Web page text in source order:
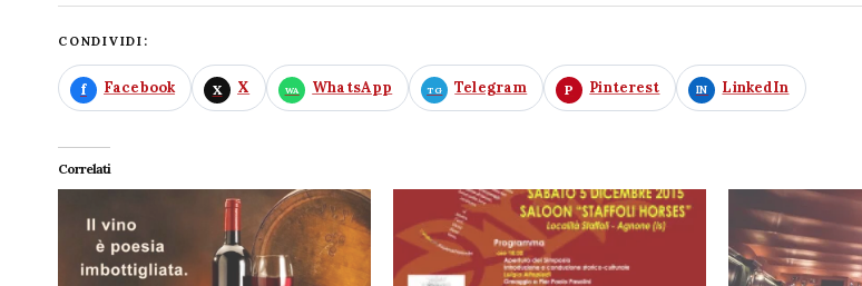
CONDIVIDI:
Facebook X WhatsApp Telegram Pinterest LinkedIn
Correlati